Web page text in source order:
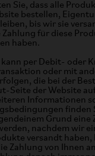
Sie, dass alle
bestellen,
bis wir sie
für diese
haben.
kann per Debit- oder
oder mit
die bei der
Seite der Website
Informationen
finden
Grund eine
nachdem wir
versandt haben,
Zahlung von Ihnen